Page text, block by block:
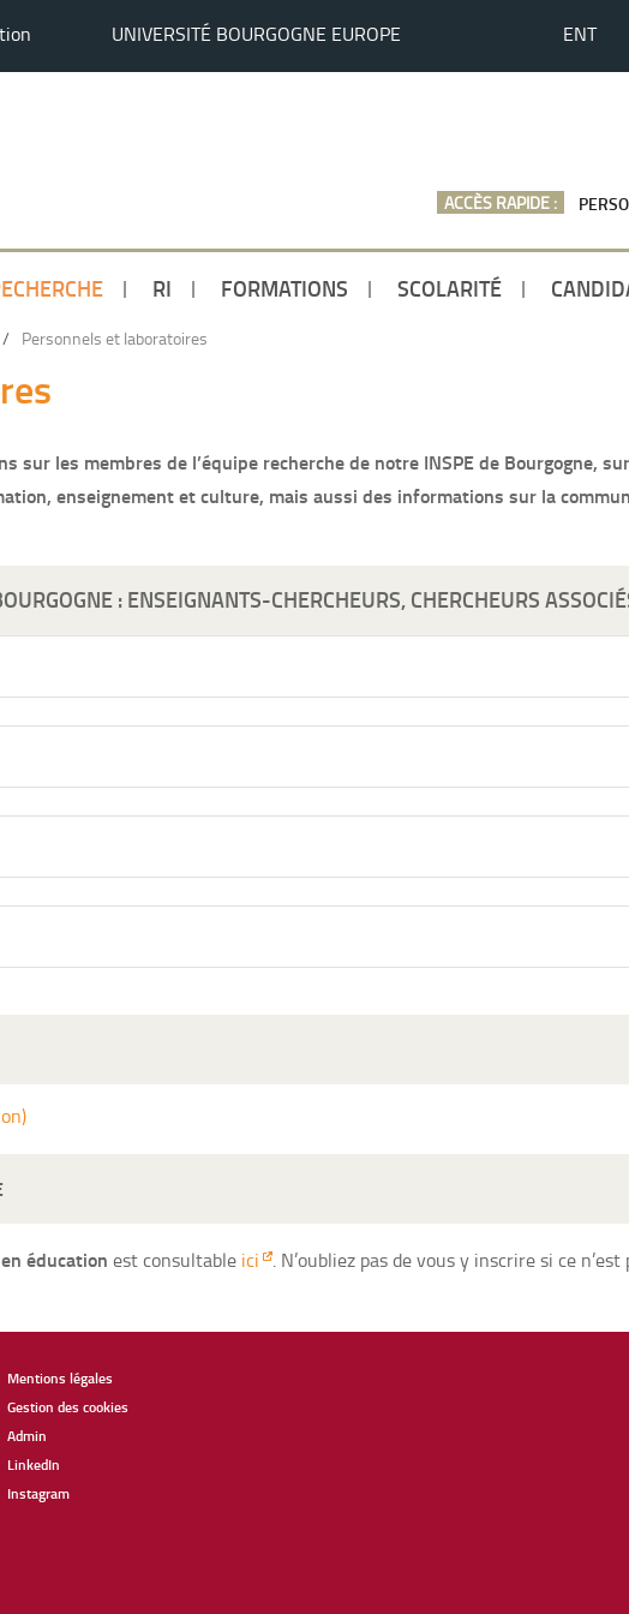
UNIVERSITÉ BOURGOGNE EUROPE ENT
ACCÈS RAPIDE :
RI FORMATIONS SCOLARITÉ
/ Personnels et laboratoires
sur les membres de l’équipe recherche de notre INSPE de Bourgogne,
enseignement et culture, mais aussi des informations sur la
: ENSEIGNANTS-CHERCHEURS, CHERCHEURS
éducation est consultable ici . N’oubliez pas de vous y inscrire si ce
Mentions légales
Gestion des cookies
Admin
LinkedIn
Instagram